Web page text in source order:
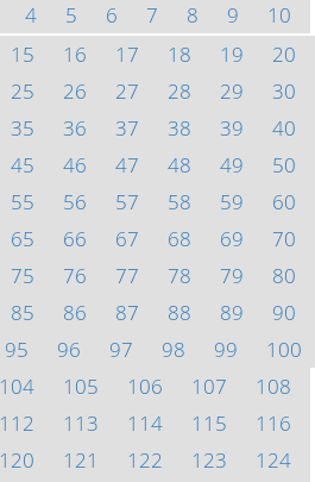
4 5 6 7 8 9
10
15 16 17 18 19
20
25 26 27 28 29
30
35 36 37 38 39
40
45 46 47 48 49
50
55 56 57 58 59
60
65 66 67 68 69
70
75 76 77 78 79
80
85 86 87 88 89
90
95 96 97 98 99
100
104 105 106 107
108
112 113 114 115
116
120 121 122 123
124